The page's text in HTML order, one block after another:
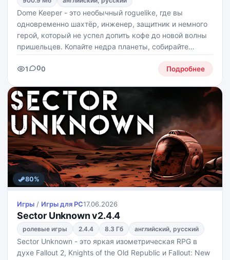
Dome Keeper - это необычный roguelike, где вы
одновременно шахтёр, инженер, защитник и немного
герой, который не успел допить кофе до новой волны
пришельцев. Копайте недра планеты, собирайте
ресурсы, находите древние артефакты и превращайте
всё это в полезные улучшения, чтобы ваш купол не
1 00 Подробнее
80%
Игры / Игры для PС17.06.2026
Sector Unknown v2.4.4
ролевые игры 2.4.4 8.3 Гб английский, русский
Sector Unknown - это яркая изометрическая RPG в
духе Fallout 2, Knights of the Old Republic и Fallout: New